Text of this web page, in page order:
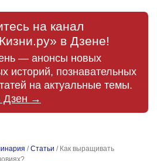
на канал
в Дзене!
— анонсы новых
историй, познавательных
на актуальные темы.
Дзен →
/Статьи / Как выращивать